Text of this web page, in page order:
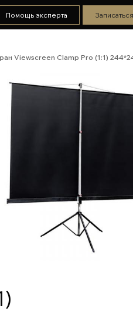
Помощь эксперта
Viewscreen Clamp Pro (1:1)